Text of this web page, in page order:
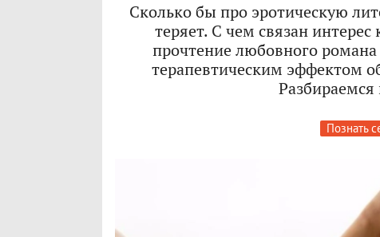
Сколько бы про эротическую
теряет. С чем связан
прочтение любовного
терапевтическим эффектом
Разбираемся
Познать